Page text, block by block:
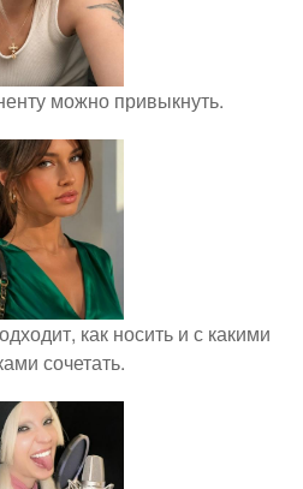
можно привыкнуть.
как носить и с какими
сочетать.